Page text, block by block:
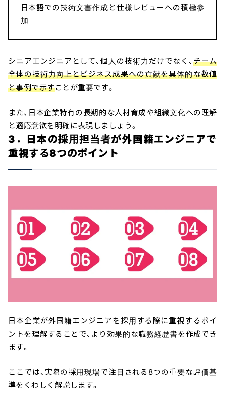
日本語での技術文書作成と仕様レビューへの積極参
加
シニアエンジニアとして、個人の技術力だけでなく、 チーム
全体の技術力向上とビジネス成果への貢献を具体的な数値
と事例で示すことが重要です。
また、日本企業特有の長期的な人材育成や組織文化への理解
と適応意欲を明確に表現しましょう。
3．日本の採用担当者が外国籍エンジニアで
重視する8つのポイント
日本企業が外国籍エンジニアを採用する際に重視するポイ
ントを理解することで、より効果的な職務経歴書を作成でき
ます。
ここでは、実際の採用現場で注目される8つの重要な評価基
準をくわしく解説します。